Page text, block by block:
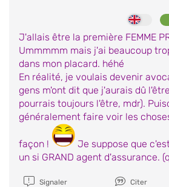
J'allais être la première FEMME
Ummmmm mais j'ai beaucoup
dans mon placard. héhé
En réalité, je voulais devenir
gens m'ont dit que j'aurais dû
pourrais toujours l'être, mdr).
généralement faire voir les
façon !
Je suppose que
un si GRAND agent d'assurance.
Signaler Citer